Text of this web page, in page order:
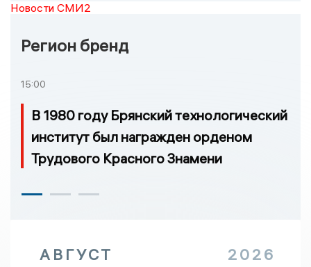
Новости СМИ2
Регион бренд
15:00
В 1980 году Брянский технологический
институт был награжден орденом
Трудового Красного Знамени
АВГУСТ 2026